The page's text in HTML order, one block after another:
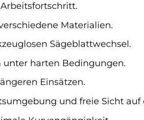
Materialien.
Sägeblattwechsel.
unter harten Bedingungen.
Einsätzen.
und freie Sicht auf